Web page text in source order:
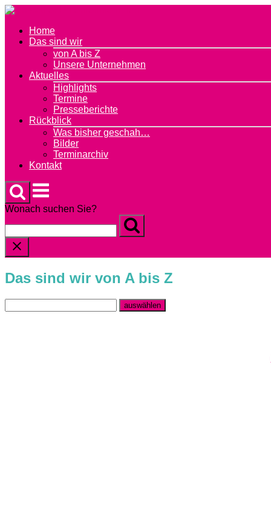
Skip
contentHome
Das sind wir
von A bis Z
Unsere Unternehmen
Aktuelles
Highlights
Termine
Presseberichte
Rückblick
Was bisher geschah…
Bilder
Terminarchiv
Kontakt
Menu
Wonach suchen Sie?
Das sind wir von A bis Z